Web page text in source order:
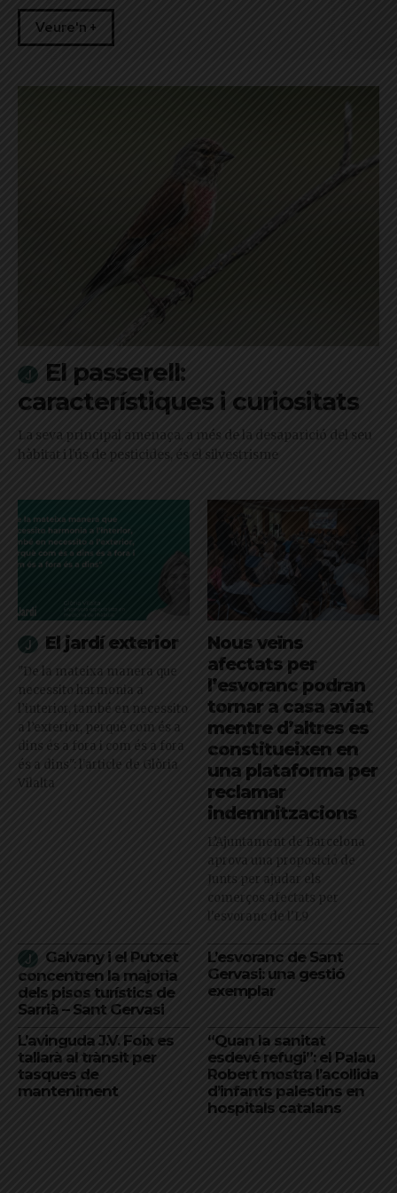
Veure'n +
El passerell:
característiques i curiositats
La seva principal amenaça, a més de la desaparició del seu
hàbitat i l'ús de pesticides, és el silvestrisme
El jardí exterior
"De la mateixa manera que
necessito harmonia a
l’interior, també en necessito
a l’exterior, perquè com és a
dins és a fora i com és a fora
és a dins": l'article de Glòria
Vilalta
Nous veïns
afectats per
l’esvoranc podran
tornar a casa aviat
mentre d’altres es
constitueixen en
una plataforma per
reclamar
indemnitzacions
L’Ajuntament de Barcelona
aprova una proposició de
Junts per ajudar els
comerços afectats per
l'esvoranc de l'L9
Galvany i el Putxet
concentren la majoria
dels pisos turístics de
Sarrià – Sant Gervasi
L’esvoranc de Sant
Gervasi: una gestió
exemplar
L’avinguda J.V. Foix es
tallarà al trànsit per
tasques de
manteniment
“Quan la sanitat
esdevé refugi”: el Palau
Robert mostra l’acollida
d’infants palestins en
hospitals catalans